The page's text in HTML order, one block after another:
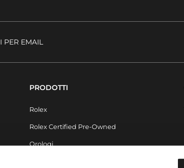
PER EMAIL
PRODOTTI
Rolex
Rolex Certified Pre-Owned
Orologi